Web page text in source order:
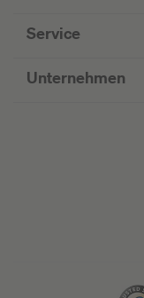
Service
Unternehmen